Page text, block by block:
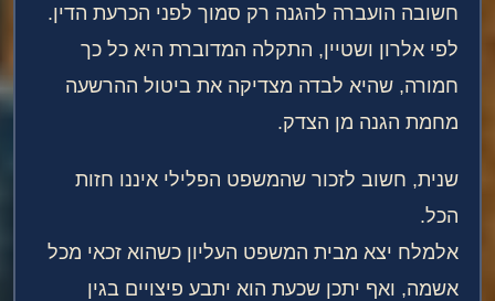
חשובה הועברה להגנה רק סמוך לפני הכרעת הדין.
לפי אלרון ושטיין, התקלה המדוברת היא כל כך
חמורה, שהיא לבדה מצדיקה את ביטול ההרשעה
מחמת הגנה מן הצדק.
שנית, חשוב לזכור שהמשפט הפלילי איננו חזות
הכל.
אלמלח יצא מבית המשפט העליון כשהוא זכאי מכל
אשמה, ואף יתכן שכעת הוא יתבע פיצויים בגין